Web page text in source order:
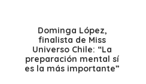
Dominga López,
finalista de Miss
Universo Chile: “La
preparación mental sí
es la más importante”